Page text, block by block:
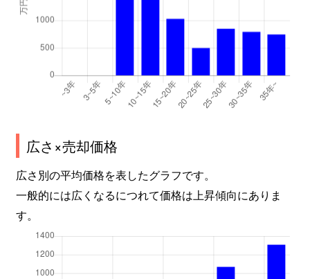
広さ×売却価格
広さ別の平均価格を表したグラフです。
一般的には広くなるにつれて価格は上昇傾向にありま
す。